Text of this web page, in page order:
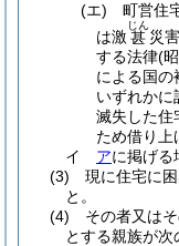
(エ)
町営住
は激 甚
じん
災
する法律(
による国の
いずれかに
滅失した住
ため借り上
イ
アに掲げ
(3)
現に住宅に
と。
(4)
その者又は
とする親族が次